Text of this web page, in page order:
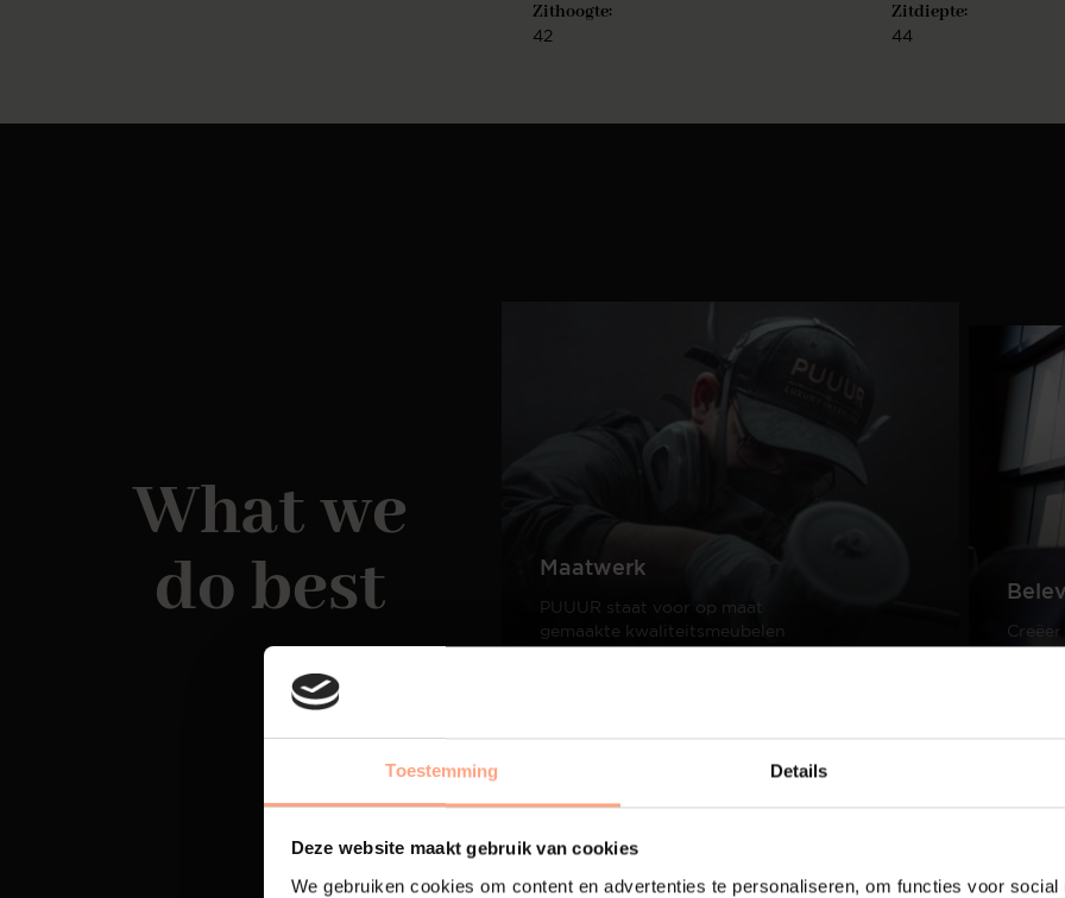
Toestemming Details
Deze website maakt gebruik van cookies
We gebruiken cookies om content en advertenties te personaliseren, om functies voor social
Zithoogte:
42
Zitdiepte:
44
What we
do best
Maatwerk
PUUUR staat voor op maat
gemaakte kwaliteitsmeubelen